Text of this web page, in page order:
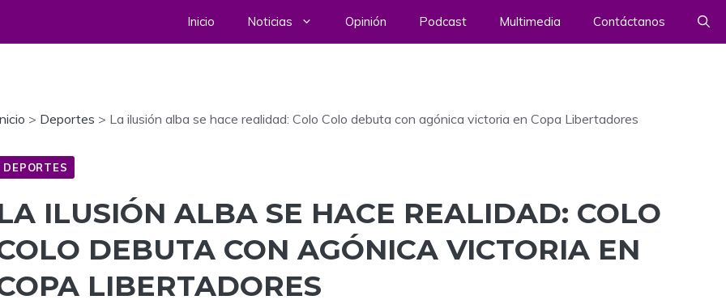
Inicio Noticias Opinión Podcast Multimedia Contáctanos
> Deportes > La ilusión alba se hace realidad: Colo Colo debuta con agónica victoria en Copa Libertadores
DEPORTES
ILUSIÓN ALBA SE HACE REALIDAD: COLO
DEBUTA CON AGÓNICA VICTORIA EN
LIBERTADORES